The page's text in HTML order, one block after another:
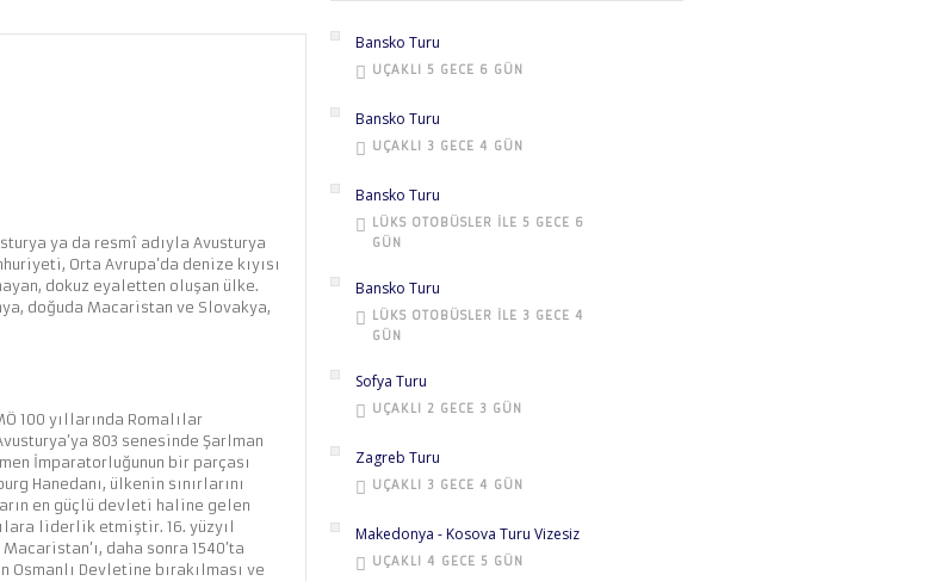
ya da resmî adıyla Avusturya
Orta Avrupa’da denize kıyısı
dokuz eyaletten oluşan ülke.
doğuda Macaristan ve Slovakya,
100 yıllarında Romalılar
803 senesinde Şarlman
İmparatorluğunun bir parçası
Hanedanı, ülkenin sınırlarını
en güçlü devleti haline gelen
liderlik etmiştir. 16. yüzyıl
daha sonra 1540’ta
Osmanlı Devletine bırakılması ve
Bansko Turu
UÇAKLI 5 GECE 6 GÜN
Bansko Turu
UÇAKLI 3 GECE 4 GÜN
Bansko Turu
LÜKS OTOBÜSLER ILE 5 GECE 6
GÜN
Bansko Turu
LÜKS OTOBÜSLER ILE 3 GECE 4
GÜN
Sofya Turu
UÇAKLI 2 GECE 3 GÜN
Zagreb Turu
UÇAKLI 3 GECE 4 GÜN
Makedonya - Kosova Turu Vizesiz
UÇAKLI 4 GECE 5 GÜN